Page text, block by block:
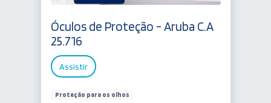
Óculos de Proteção - Aruba C.A
25.716
Assistir
Proteção para os olhos